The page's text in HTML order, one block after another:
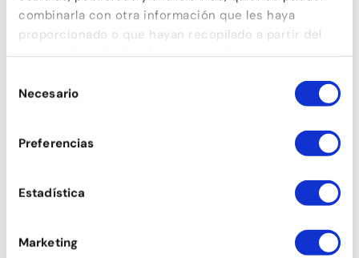
combinarla con otra información que les haya
proporcionado o que hayan recopilado a partir del
uso que haya hecho de sus servicios.
deNecesario
Preferencias
Estadística
Marketing
La millor escola de ball que conec. Bon